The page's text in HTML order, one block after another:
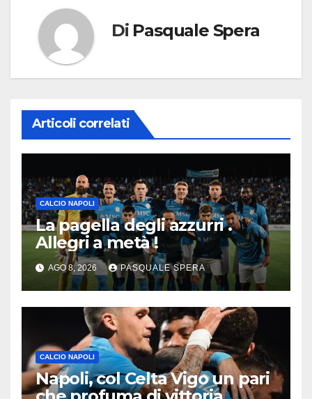
Di Pasquale Spera
Articoli correlati
CALCIO NAPOLI
La pagella degli azzurri .
Allegri a metà !
AGO 8, 2026 PASQUALE SPERA
CALCIO NAPOLI
Napoli, col Celta Vigo un pari